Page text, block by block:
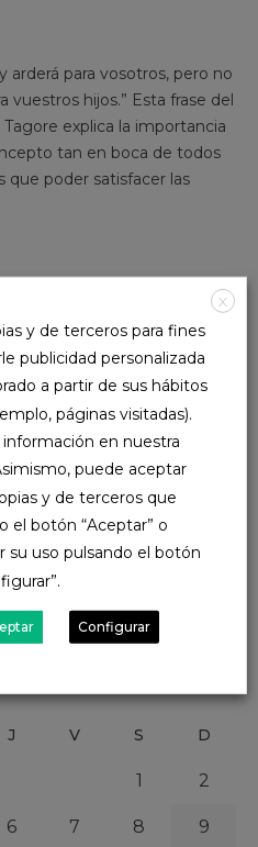
arderá para vosotros, pero no
vuestros hijos.” Esta frase del
explica la importancia
tan en boca de todos
que poder satisfacer las
J V S D
1 2
6 7 8 9
X
y de terceros para fines
publicidad personalizada
a partir de sus hábitos
páginas visitadas).
en nuestra
puede aceptar
y de terceros que
el botón “Aceptar” o
su uso pulsando el botón
Configurar